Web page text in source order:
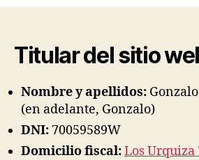
a
transformar
ideas
en
productos
digitales
Titular del sitio
Nombre y apellidos:
(en adelante, Gonzalo)
DNI: 70059589W
Domicilio fiscal:Los Urquiza